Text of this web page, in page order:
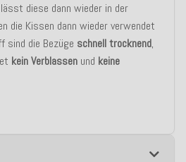
diese dann wieder in der
die Kissen dann wieder verwendet
sind die Bezüge schnell trocknend,
kein Verblassen und keine